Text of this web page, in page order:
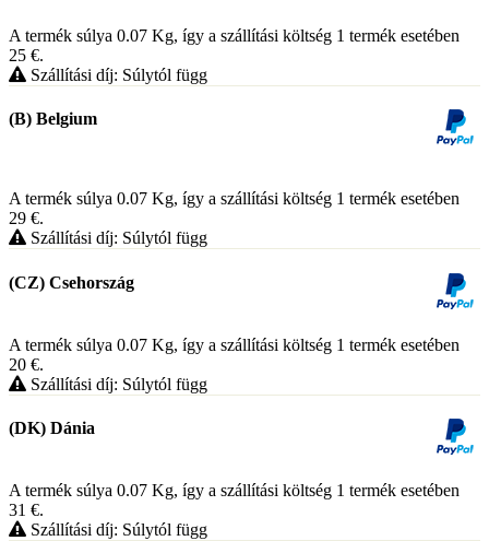
A termék súlya 0.07 Kg, így a szállítási költség 1 termék esetében
25 €.
Szállítási díj: Súlytól függ
(B) Belgium
A termék súlya 0.07 Kg, így a szállítási költség 1 termék esetében
29 €.
Szállítási díj: Súlytól függ
(CZ) Csehország
A termék súlya 0.07 Kg, így a szállítási költség 1 termék esetében
20 €.
Szállítási díj: Súlytól függ
(DK) Dánia
A termék súlya 0.07 Kg, így a szállítási költség 1 termék esetében
31 €.
Szállítási díj: Súlytól függ